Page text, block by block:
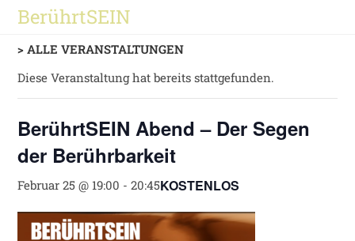
Zum
Inhalt
springen
BerührtSEIN
> ALLE VERANSTALTUNGEN
Diese Veranstaltung hat bereits stattgefunden.
BerührtSEIN Abend – Der Segen
der Berührbarkeit
Februar 25 @ 19:00 -20:45KOSTENLOS